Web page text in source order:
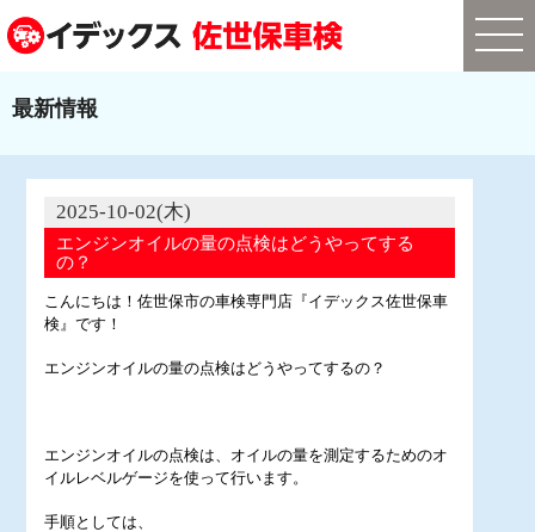
最新情報
2025-10-02(木)
エンジンオイルの量の点検はどうやってする
の？
こんにちは！佐世保市の車検専門店『イデックス佐世保車
検』です！
エンジンオイルの量の点検はどうやってするの？
エンジンオイルの点検は、オイルの量を測定するためのオ
イルレベルゲージを使って行います。
手順としては、